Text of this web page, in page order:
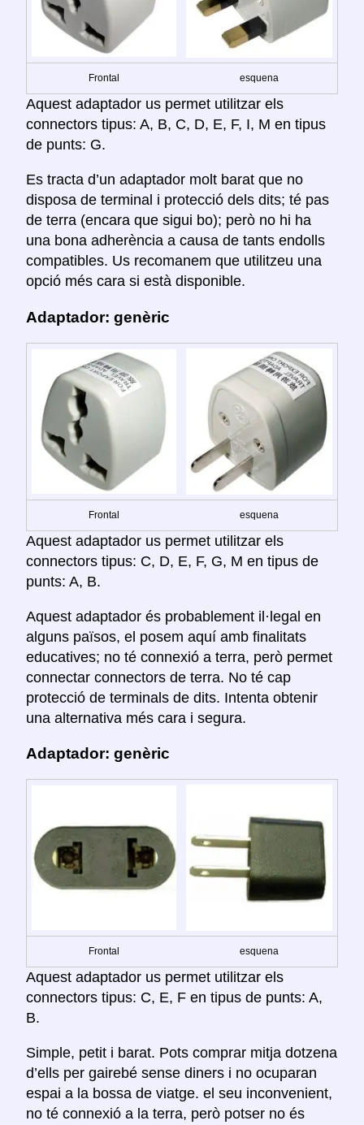
Frontal esquena
Aquest adaptador us permet utilitzar els
connectors tipus: A, B, C, D, E, F, I, M en tipus
de punts: G.
Es tracta d’un adaptador molt barat que no
disposa de terminal i protecció dels dits; té pas
de terra (encara que sigui bo); però no hi ha
una bona adherència a causa de tants endolls
compatibles. Us recomanem que utilitzeu una
opció més cara si està disponible.
Adaptador: genèric
Frontal esquena
Aquest adaptador us permet utilitzar els
connectors tipus: C, D, E, F, G, M en tipus de
punts: A, B.
Aquest adaptador és probablement il·legal en
alguns països, el posem aquí amb finalitats
educatives; no té connexió a terra, però permet
connectar connectors de terra. No té cap
protecció de terminals de dits. Intenta obtenir
una alternativa més cara i segura.
Adaptador: genèric
Frontal esquena
Aquest adaptador us permet utilitzar els
connectors tipus: C, E, F en tipus de punts: A,
B.
Simple, petit i barat. Pots comprar mitja dotzena
d’ells per gairebé sense diners i no ocuparan
espai a la bossa de viatge. el seu inconvenient,
no té connexió a la terra, però potser no és